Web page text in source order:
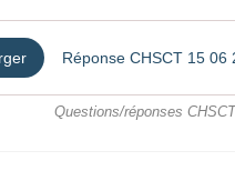
Réponse CHSCT 15 06
Questions/réponses